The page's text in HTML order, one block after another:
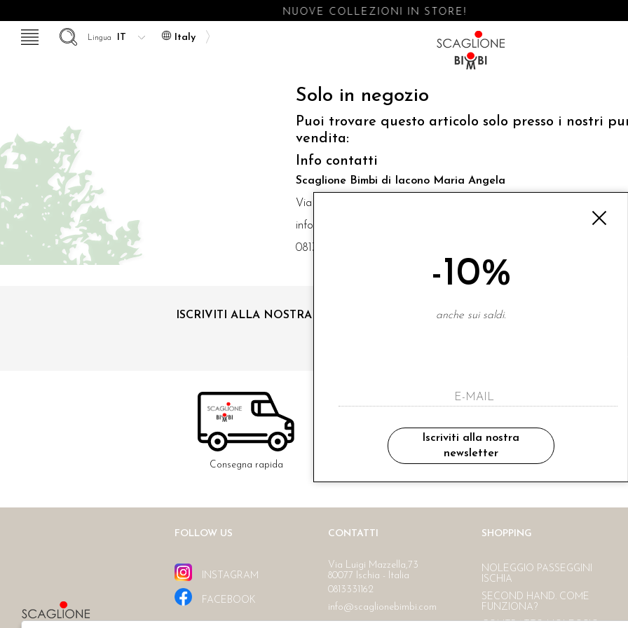
NUOVE COLLEZIONI IN STORE!
Italy
Lingua
Solo in negozio
Puoi trovare questo articolo solo presso i nostri
vendita:
Info contatti
Scaglione Bimbi di Iacono Maria Angela
Via Luigi Mazzella,73 80077 Ischia
info@scaglionebimbi.com
0813331162
ISCRIVITI ALLA NOSTRA NEWSLETTER
ho letto ed accettato le condizioni sulla
Consegna rapida Ritiro in negozio
Consegna gratuita in Italia
FOLLOW US
INSTAGRAM
FACEBOOK
CONTATTI
Via Luigi Mazzella,73
80077 Ischia - Italia
0813331162
info@scaglionebimbi.com
SHOPPING
NOLEGGIO PASSEGGINI
ISCHIA
SECOND HAND. COME
FUNZIONA?
-10%
anche sui saldi.
Iscriviti alla nostra
newsletter